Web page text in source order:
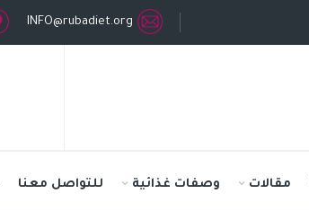
INFO@rubadiet.org
مقالات وصفات غذائية للتواصل معنا